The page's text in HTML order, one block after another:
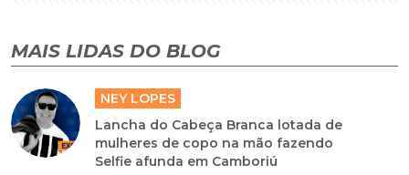
MAIS LIDAS DO BLOG
NEY LOPES
Lancha do Cabeça Branca lotada de
mulheres de copo na mão fazendo
Selfie afunda em Camboriú